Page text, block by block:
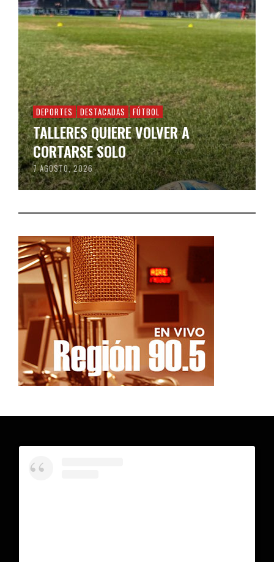
DEPORTES DESTACADAS FÚTBOL
TALLERES QUIERE VOLVER A
CORTARSE SOLO
7 AGOSTO, 2026